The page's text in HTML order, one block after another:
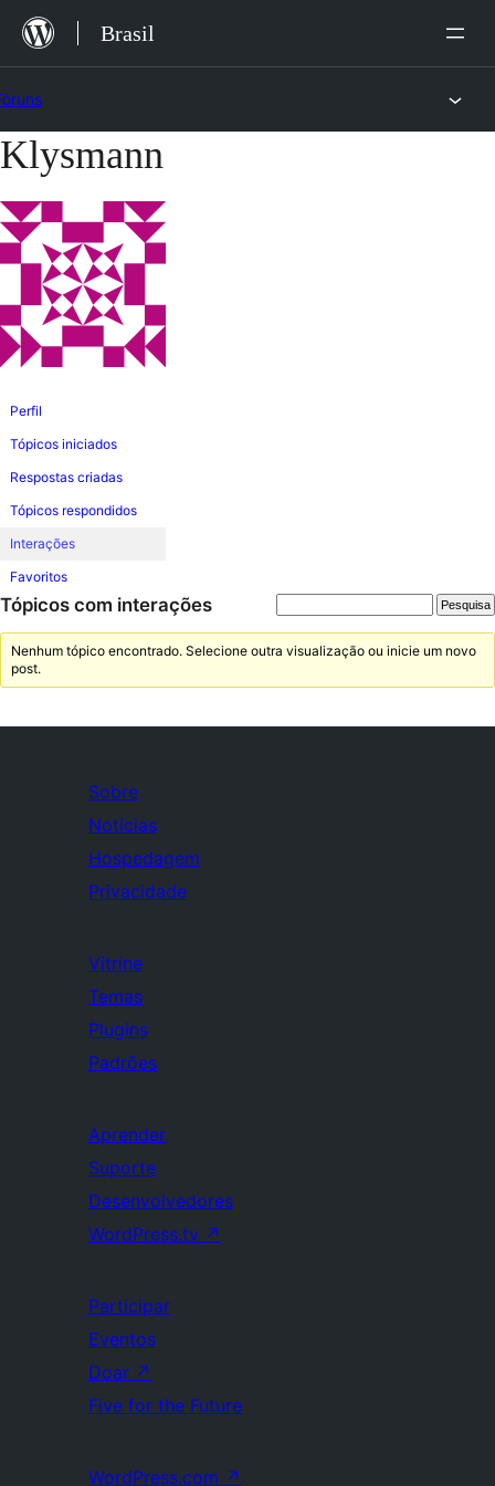
para
Brasil
Pular
o
conteúdo
Klysmann
Perfil
Tópicos iniciados
Respostas criadas
Tópicos respondidos
Interações
Favoritos
Tópicos com interações
Nenhum tópico encontrado. Selecione outra visualização ou inicie um novo
post.
Sobre
Notícias
Hospedagem
Privacidade
Vitrine
Temas
Plugins
Padrões
Aprender
Suporte
Desenvolvedores
WordPress.tv ↗
Participar
Eventos
Doar ↗
Five for the Future
WordPress.com ↗